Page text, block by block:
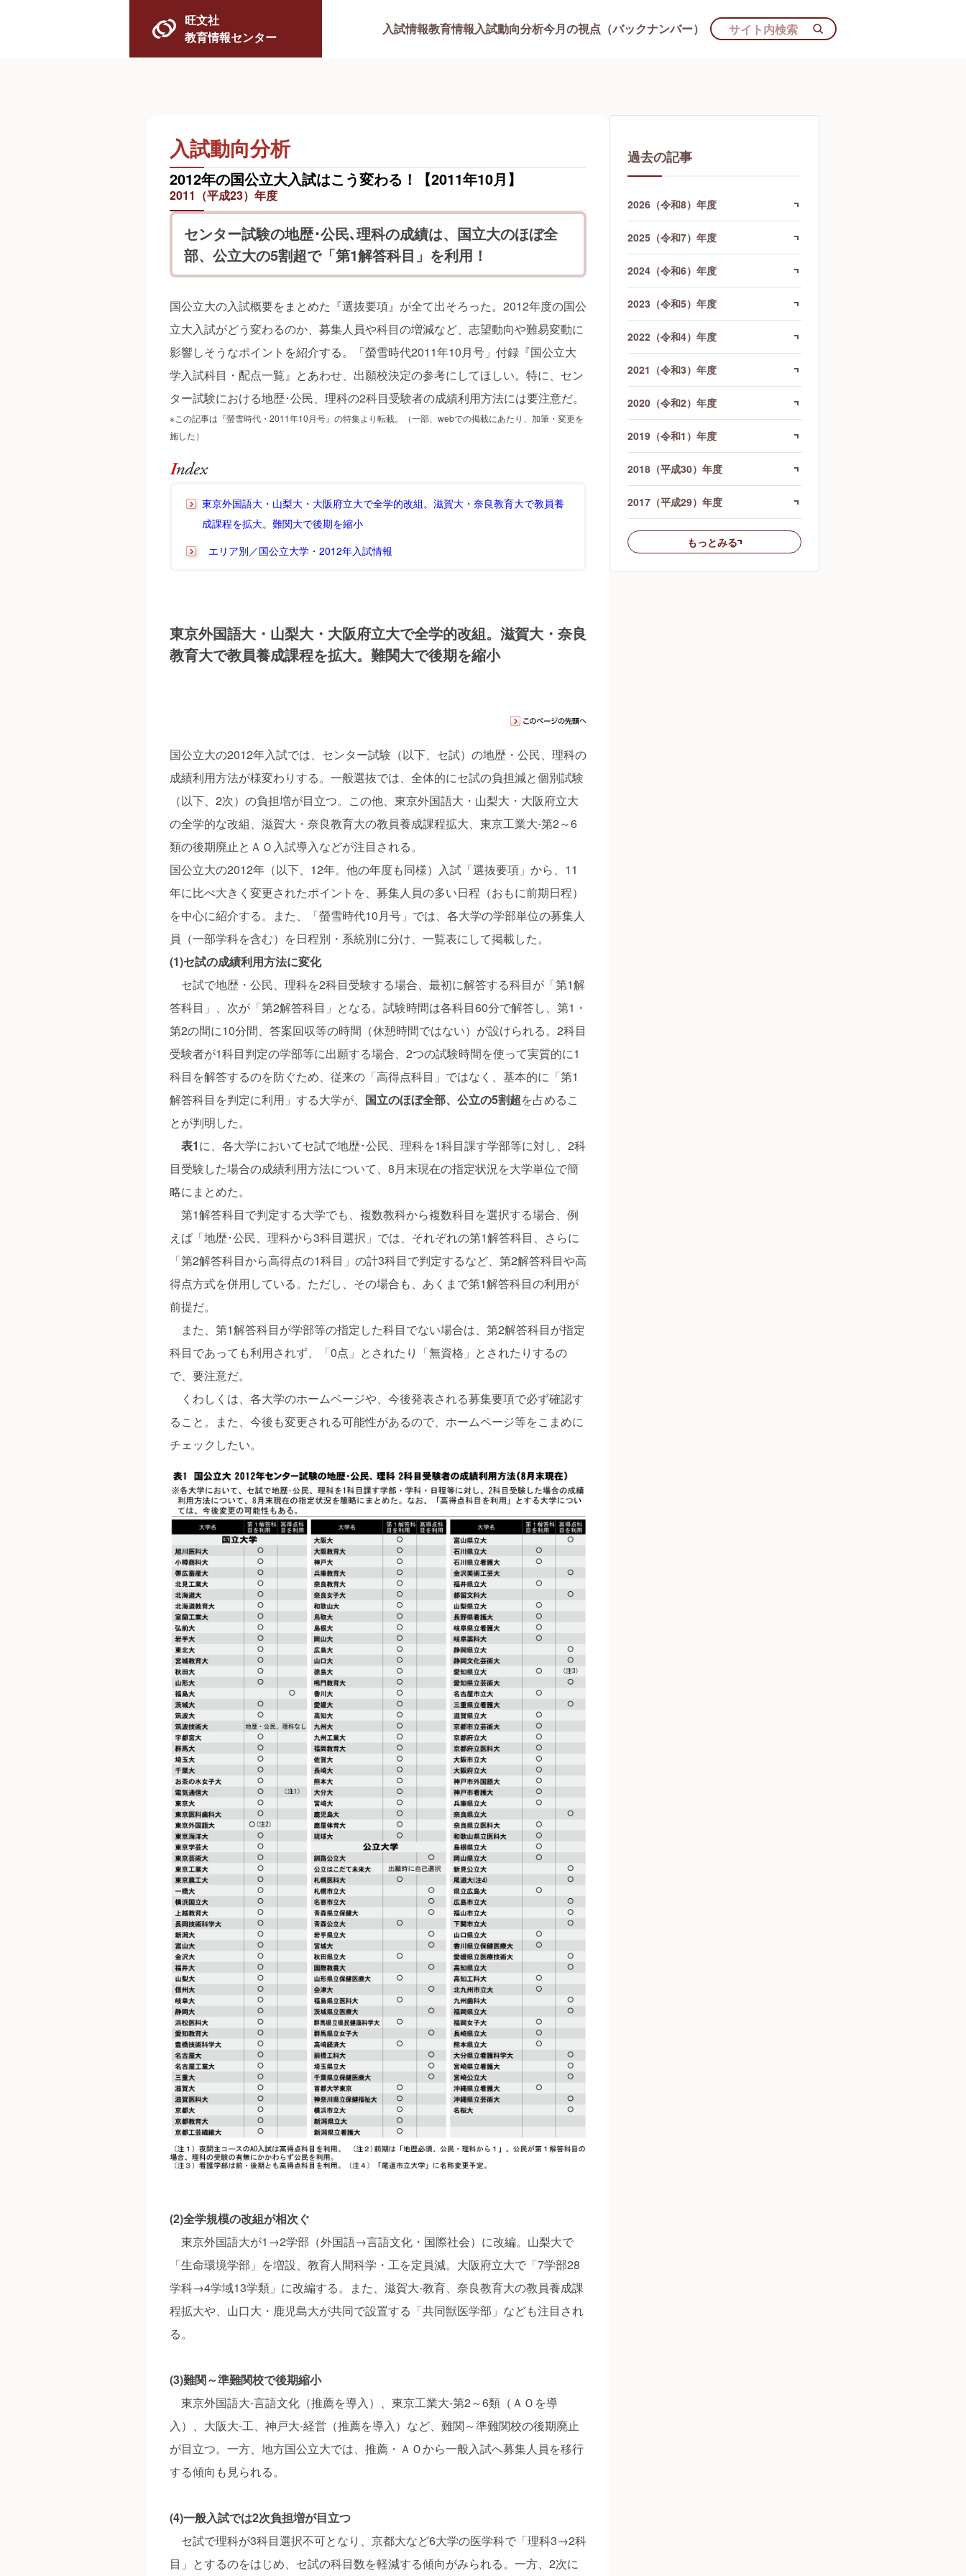
旺文社
教育情報センター
入試情報教育情報入試動向分析今月の視点（バックナンバー）
入試動向分析
2012年の国公立大入試はこう変わる！【2011年10月】
2011（平成23）年度
センター試験の地歴･公民､理科の成績は、国立大のほぼ全
部、公立大の5割超で「第1解答科目」を利用！
国公立大の入試概要をまとめた『選抜要項』が全て出そろった。2012年度の国公
立大入試がどう変わるのか、募集人員や科目の増減など、志望動向や難易変動に
影響しそうなポイントを紹介する。「螢雪時代2011年10月号」付録『国公立大
学入試科目・配点一覧』とあわせ、出願校決定の参考にしてほしい。特に、セン
ター試験における地歴･公民、理科の2科目受験者の成績利用方法には要注意だ。
※この記事は『螢雪時代・2011年10月号』の特集より転載。（一部、webでの掲載にあたり、加筆・変更を
施した）
東京外国語大・山梨大・大阪府立大で全学的改組。滋賀大・奈良教育大で教員養
成課程を拡大。難関大で後期を縮小
エリア別／国公立大学・2012年入試情報
東京外国語大・山梨大・大阪府立大で全学的改組。滋賀大・奈良
教育大で教員養成課程を拡大。難関大で後期を縮小
国公立大の2012年入試では、センター試験（以下、セ試）の地歴・公民、理科の
成績利用方法が様変わりする。一般選抜では、全体的にセ試の負担減と個別試験
（以下、2次）の負担増が目立つ。この他、東京外国語大・山梨大・大阪府立大
の全学的な改組、滋賀大・奈良教育大の教員養成課程拡大、東京工業大‐第2～6
類の後期廃止とＡＯ入試導入などが注目される。
国公立大の2012年（以下、12年。他の年度も同様）入試「選抜要項」から、11
年に比べ大きく変更されたポイントを、募集人員の多い日程（おもに前期日程）
を中心に紹介する。また、「螢雪時代10月号」では、各大学の学部単位の募集人
員（一部学科を含む）を日程別・系統別に分け、一覧表にして掲載した。
(1)セ試の成績利用方法に変化
セ試で地歴・公民、理科を2科目受験する場合、最初に解答する科目が「第1解
答科目」、次が「第2解答科目」となる。試験時間は各科目60分で解答し、第1・
第2の間に10分間、答案回収等の時間（休憩時間ではない）が設けられる。2科目
受験者が1科目判定の学部等に出願する場合、2つの試験時間を使って実質的に1
科目を解答するのを防ぐため、従来の「高得点科目」ではなく、基本的に「第1
解答科目を判定に利用」する大学が、 国立のほぼ全部、公立の5割超を占めるこ
とが判明した。
表1に、各大学においてセ試で地歴･公民、理科を1科目課す学部等に対し、2科
目受験した場合の成績利用方法について、8月末現在の指定状況を大学単位で簡
略にまとめた。
第1解答科目で判定する大学でも、複数教科から複数科目を選択する場合、例
えば「地歴･公民、理科から3科目選択」では、それぞれの第1解答科目、さらに
「第2解答科目から高得点の1科目」の計3科目で判定するなど、第2解答科目や高
得点方式を併用している。ただし、その場合も、あくまで第1解答科目の利用が
前提だ。
また、第1解答科目が学部等の指定した科目でない場合は、第2解答科目が指定
科目であっても利用されず、「0点」とされたり「無資格」とされたりするの
で、要注意だ。
くわしくは、各大学のホームページや、今後発表される募集要項で必ず確認す
ること。また、今後も変更される可能性があるので、ホームページ等をこまめに
チェックしたい。
(2)全学規模の改組が相次ぐ
東京外国語大が1→2学部（外国語→言語文化・国際社会）に改編。山梨大で
「生命環境学部」を増設、教育人間科学・工を定員減。大阪府立大で「7学部28
学科→4学域13学類」に改編する。また、滋賀大‐教育、奈良教育大の教員養成課
程拡大や、山口大・鹿児島大が共同で設置する「共同獣医学部」なども注目され
る。
(3)難関～準難関校で後期縮小
東京外国語大‐言語文化（推薦を導入）、東京工業大‐第2～6類（ＡＯを導
入）、大阪大‐工、神戸大‐経営（推薦を導入）など、難関～準難関校の後期廃止
が目立つ。一方、地方国公立大では、推薦・ＡＯから一般入試へ募集人員を移行
する傾向も見られる。
(4)一般入試では2次負担増が目立つ
セ試で理科が3科目選択不可となり、京都大など6大学の医学科で「理科3→2科
目」とするのをはじめ、セ試の科目数を軽減する傾向がみられる。一方、2次に
過去の記事
2026（令和8）年度
2025（令和7）年度
2024（令和6）年度
2023（令和5）年度
2022（令和4）年度
2021（令和3）年度
2020（令和2）年度
2019（令和1）年度
2018（平成30）年度
2017（平成29）年度
もっとみる